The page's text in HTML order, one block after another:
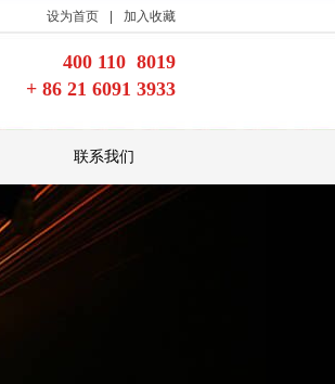
400 110 8019
+ 86 21 6091 3933
设为首页 加入收藏
联系我们